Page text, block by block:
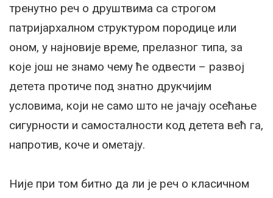
тренутно реч о друштвима са строгом
патријархалном структуром породице или
оном, у најновије време, прелазног типа, за
које још не знамо чему ће одвести – развој
детета протиче под знатно друкчијим
условима, који не само што не јачају осећање
сигурности и самосталности код детета већ га,
напротив, коче и ометају.
Није при том битно да ли је реч о класичном